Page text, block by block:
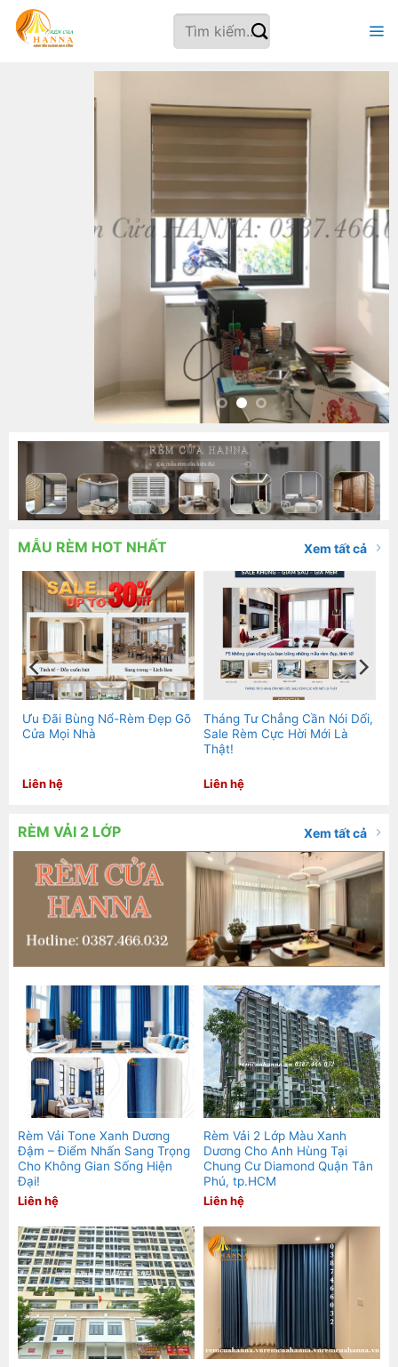
qua
Tìm
kiếm:
MẪU RÈM HOT NHẤT Xem tất cả
Ưu Đãi Bùng Nổ-Rèm Đẹp Gõ
Cửa Mọi Nhà
Liên hệ
Tháng Tư Chẳng Cần Nói Dối,
Sale Rèm Cực Hời Mới Là
Thật!
Liên hệ
RÈM VẢI 2 LỚP Xem tất cả
Rèm Vải Tone Xanh Dương
Đậm – Điểm Nhấn Sang Trọng
Cho Không Gian Sống Hiện
Đại!
Liên hệ
Rèm Vải 2 Lớp Màu Xanh
Dương Cho Anh Hùng Tại
Chung Cư Diamond Quận Tân
Phú, tp.HCM
Liên hệ